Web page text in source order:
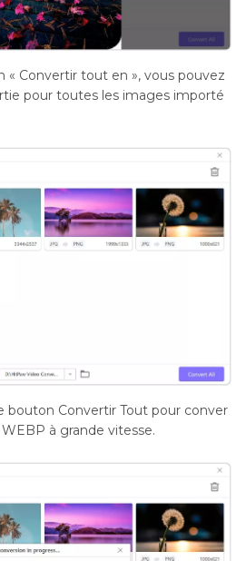
« Convertir tout en », vous pouvez
pour toutes les images importé
bouton Convertir Tout pour conver
à grande vitesse.